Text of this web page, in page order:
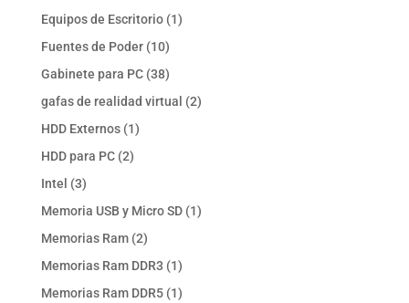
productos
Equipos de Escritorio 11
Fuentes de Poder 1010
productos
Gabinete para PC 3838
productos
gafas de realidad virtual 22
HDD Externos 11
HDD para PC 22
Intel 33
productos
Memoria USB y Micro SD 11
Memorias Ram 22
productos
Memorias Ram DDR3 11
producto
Memorias Ram DDR5 11